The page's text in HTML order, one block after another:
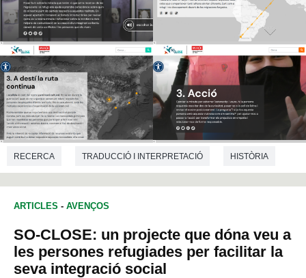
RECERCA TRADUCCIÓ I INTERPRETACIÓ HISTÒRIA
ARTICLES - AVENÇOS
SO-CLOSE: un projecte que dóna veu a
les persones refugiades per facilitar la
seva integració social